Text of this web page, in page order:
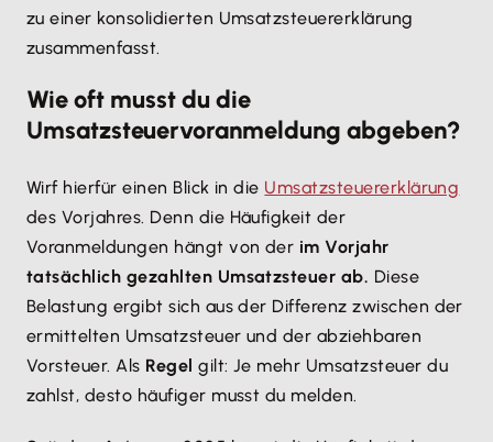
zu einer konsolidierten Umsatzsteuererklärung
zusammenfasst.
Wie oft musst du die
Umsatzsteuervoranmeldung abgeben?
Wirf hierfür einen Blick in die Umsatzsteuererklärung
des Vorjahres. Denn die Häufigkeit der
Voranmeldungen hängt von der im Vorjahr
tatsächlich gezahlten Umsatzsteuer ab. Diese
Belastung ergibt sich aus der Differenz zwischen der
ermittelten Umsatzsteuer und der abziehbaren
Vorsteuer. Als Regelgilt: Je mehr Umsatzsteuer du
zahlst, desto häufiger musst du melden.